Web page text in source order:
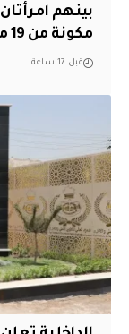
بينهم
مكونة من 19 متهمًا في الأنبار
قبل 17 ساعة